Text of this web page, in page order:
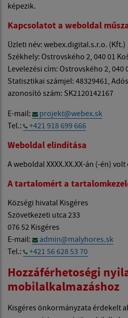
képezik.
Kapcsolatot a weboldal
Üzleti név: webex.digital.s.r.o. (Kft.)
Székhely: Ostrovského 2, 040 01
Levelezési cím: Ostrovského 2, 040
Statisztikai számjel: 48329461,
azonosító szám: SK2120142167
E-mail:
projekt@webex.sk
Tel.:
+421 918 699 666
Weboldal elindítása
A weboldal XXXX.XX.XX-án (-én)
A tartalomért a
Községi hivatal Kisgéres
Szövetkezeti utca 233
076 52 Kisgéres
E-mail:
admin@malyhores.sk
Tel.:
+421 56 628 53 70
Hozzáférhetoségi
mobilalkalmazáshoz
Kisgéres önkormányzata érdekelt